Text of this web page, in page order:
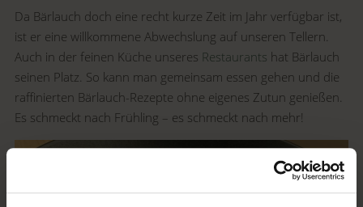
Da Bärlauch doch eine recht kurze Zeit im Jahr verfügbar ist,
ist er eine willkommene Abwechslung auf unseren Tellern.
Auch in der feinen Küche unseres Restaurants hat Bärlauch
seinen Platz. So kann man gemeinsam essen gehen und die
raffinierten Bärlauch-Rezepte ohne eigenes Zutun genießen.
Es schmeckt nach Frühling – es schmeckt nach mehr!